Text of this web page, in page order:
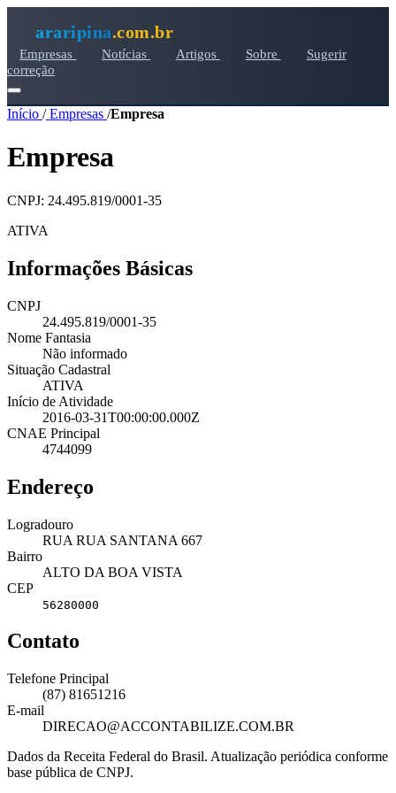
araripina.com.br
Empresas Notícias Artigos Sobre
Sugerir
correção
Início /Empresas /Empresa
Empresa
CNPJ: 24.495.819/0001-35
ATIVA
Informações Básicas
CNPJ
24.495.819/0001-35
Nome Fantasia
Não informado
Situação Cadastral
ATIVA
Início de Atividade
2016-03-31T00:00:00.000Z
CNAE Principal
4744099
Endereço
Logradouro
RUA RUA SANTANA 667
Bairro
ALTO DA BOA VISTA
CEP
56280000
Contato
Telefone Principal
(87) 81651216
E-mail
DIRECAO@ACCONTABILIZE.COM.BR
Dados da Receita Federal do Brasil. Atualização periódica conforme
base pública de CNPJ.